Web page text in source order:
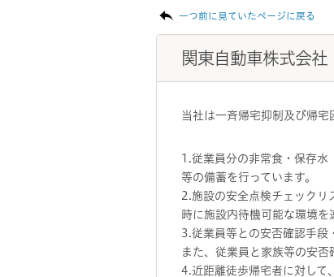
一つ前に見ていたページに戻る
関東自動車株式会
当社は一斉帰宅抑制及び帰宅
1.従業員分の非常食・保存水
等の備蓄を行っています。
2.施設の安全点検チェックリ
時に施設内待機可能な環境を
3.従業員等との安否確認手段
また、従業員と家族等の安否
4.近距離徒歩帰宅者に対して